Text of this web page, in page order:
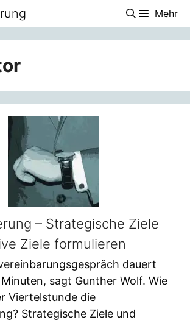
Mehr
– Strategische Ziele
Ziele formulieren
dauert
sagt Gunther Wolf. Wie
Viertelstunde die
Strategische Ziele und